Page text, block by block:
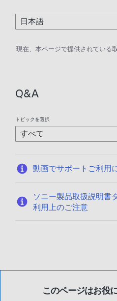
現在、本ページで提供されている
Q&A
トピックを選択
動画でサポートご利用
ソニー製品取扱説明書
利用上のご注意
このページはお役